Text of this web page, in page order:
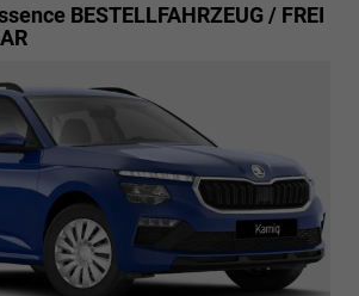
BESTELLFAHRZEUG / FREI